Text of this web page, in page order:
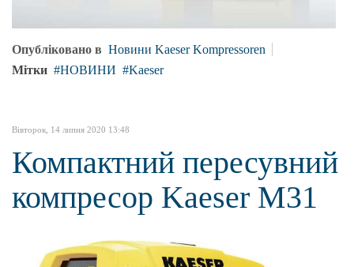
Опубліковано в Новини Kaeser Kompressoren
Мітки
НОВИНИ Kaeser
Вівторок, 14 липня 2020 13:48
Компактний пересувний
компресор Kaeser M31